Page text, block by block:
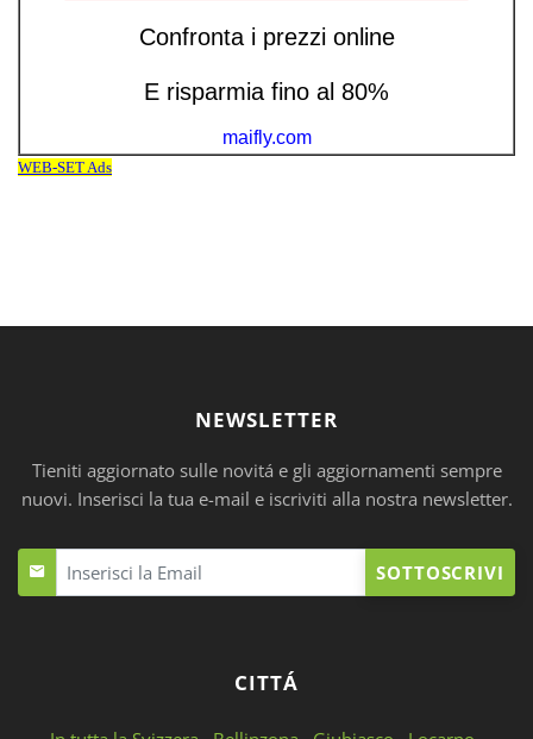
NEWSLETTER
Tieniti aggiornato sulle novitá e gli aggiornamenti sempre
nuovi. Inserisci la tua e-mail e iscriviti alla nostra newsletter.
SOTTOSCRIVI
CITTÁ